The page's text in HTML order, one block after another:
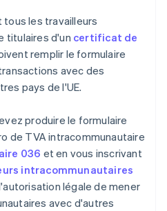
les travailleurs
titulaires d'un certificat de
remplir le formulaire
avec des
pays de l'UE.
produire le formulaire
de TVA intracommunautaire
036 et en vous inscrivant
intracommunautaires
légale de mener
avec d'autres